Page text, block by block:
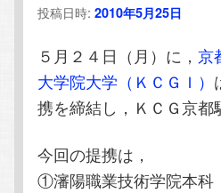
ン
ツ
へ
ツ
へ
移
投稿日時:2010年5月25日
５月２４日（月）に，京
大学院大学（ＫＣＧＩ）
携を締結し，ＫＣＧ京
今回の提携は，
①瀋陽職業技術学院本科